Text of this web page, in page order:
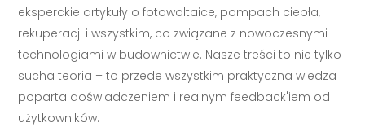
eksperckie artykuły o fotowoltaice, pompach ciepła,
rekuperacji i wszystkim, co związane z nowoczesnymi
technologiami w budownictwie. Nasze treści to nie tylko
sucha teoria – to przede wszystkim praktyczna wiedza
poparta doświadczeniem i realnym feedback'iem od
użytkowników.